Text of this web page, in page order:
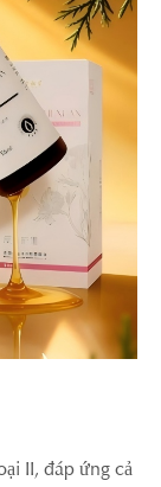
II, đáp ứng cả